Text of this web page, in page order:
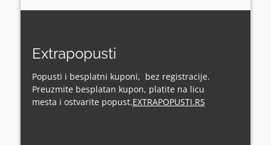
Extrapopusti
Popusti i besplatni kuponi, bez registracije.
Preuzmite besplatan kupon, platite na licu
mesta i ostvarite popust.EXTRAPOPUSTI.RS